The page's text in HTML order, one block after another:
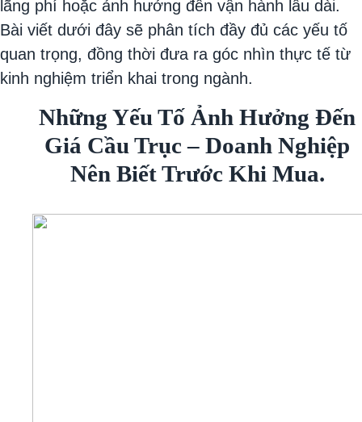
lãng phí hoặc ảnh hưởng đến vận hành lâu dài.
Bài viết dưới đây sẽ phân tích đầy đủ các yếu tố
quan trọng, đồng thời đưa ra góc nhìn thực tế từ
kinh nghiệm triển khai trong ngành.
Những Yếu Tố Ảnh Hưởng Đến
Giá Cầu Trục – Doanh Nghiệp
Nên Biết Trước Khi Mua.